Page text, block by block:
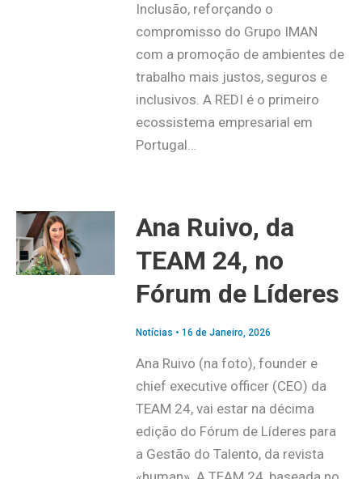
Inclusão, reforçando o
compromisso do Grupo IMAN
com a promoção de ambientes de
trabalho mais justos, seguros e
inclusivos. A REDI é o primeiro
ecossistema empresarial em
Portugal…
Ana Ruivo, da
TEAM 24, no
Fórum de Líderes
Notícias • 16 de Janeiro, 2026
Ana Ruivo (na foto), founder e
chief executive officer (CEO) da
TEAM 24, vai estar na décima
edição do Fórum de Líderes para
a Gestão do Talento, da revista